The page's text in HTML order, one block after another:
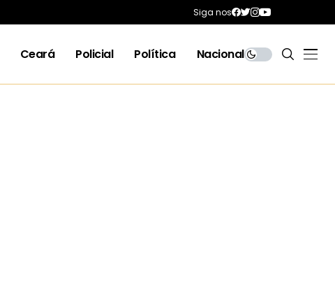
Siga nos
Ceará Policial Política Nacional